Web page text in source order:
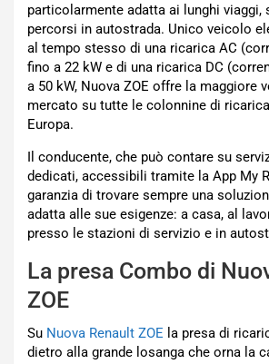
particolarmente adatta ai lunghi viaggi,
percorsi in autostrada. Unico veicolo
al tempo stesso di una ricarica AC
fino a 22 kW e di una ricarica DC
a 50 kW, Nuova ZOE offre la maggiore
mercato su tutte le colonnine di
Europa.
Il conducente, che può contare su
dedicati, accessibili tramite la App My
garanzia di trovare sempre una
adatta alle sue esigenze: a casa, al
presso le stazioni di servizio e in
La presa Combo di
ZOE
Su Nuova Renault ZOE la presa di
dietro alla grande losanga che orna la